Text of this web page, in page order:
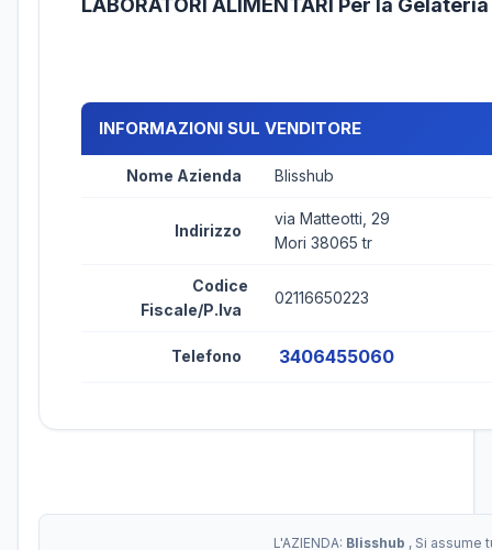
LABORATORI ALIMENTARI Per la Gelateria
INFORMAZIONI SUL VENDITORE
Nome Azienda Blisshub
Indirizzo
via Matteotti, 29
Mori 38065 tr
Codice
Fiscale/P.Iva
02116650223
Telefono 3406455060
L'AZIENDA: Blisshub , Si assume